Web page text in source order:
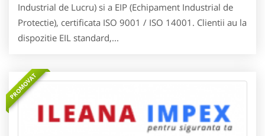
Industrial de Lucru) si a EIP (Echipament Industrial de
Protectie), certificata ISO 9001 / ISO 14001. Clientii au la
dispozitie EIL standard,...
PROMOVAT